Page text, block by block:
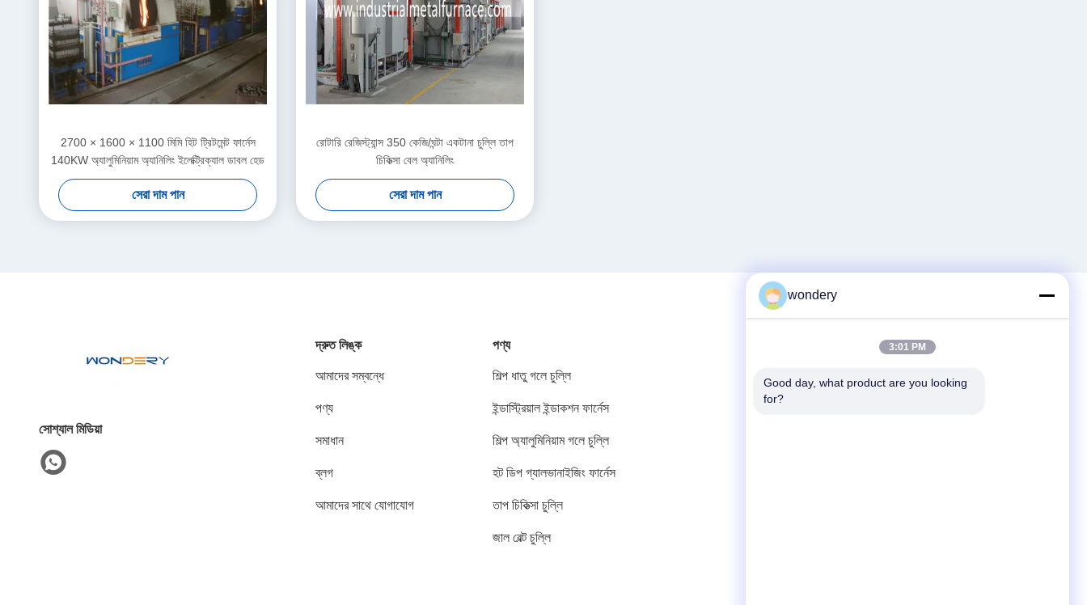
2700 × 1600 × 1100 মিমি হিট ট্রিটমেন্ট ফার্নেস
140KW অ্যালুমিনিয়াম অ্যানিলিং ইলেক্ট্রিক্যাল ডাবল হেড
সেরা দাম পান
রোটারি রেজিস্ট্যান্স 350 কেজি/ঘন্টা একটানা চুল্লি তাপ
চিকিত্সা বেল অ্যানিলিং
সেরা দাম পান
সোশ্যাল মিডিয়া
দ্রুত লিঙ্ক
আমাদের সম্বন্ধে
পণ্য
সমাধান
ব্লগ
আমাদের সাথে যোগাযোগ
পণ্য
শিল্প ধাতু গলে চুল্লি
ইন্ডাস্ট্রিয়াল ইন্ডাকশন ফার্নেস
শিল্প অ্যালুমিনিয়াম গলে চুল্লি
হট ডিপ গ্যালভানাইজিং ফার্নেস
তাপ চিকিত্সা চুল্লি
জাল বেল্ট চুল্লি
টেলি
wondery
3:01 PM
Good day, what product are you looking
for?